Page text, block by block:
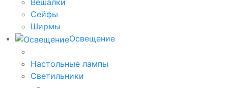
Вешалки
Сейфы
Ширмы
Освещение
Настольные лампы
Светильники